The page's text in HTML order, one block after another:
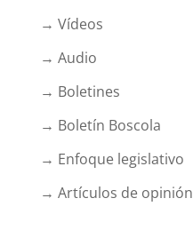
→ Vídeos
→ Audio
→ Boletines
→ Boletín Boscola
→ Enfoque legislativo
→ Artículos de opinión